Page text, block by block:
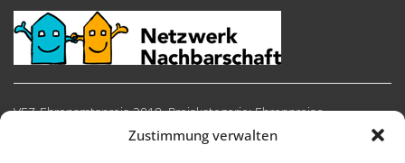
Zustimmung verwalten
VEZ-Ehrenamtspreis 2018, Preiskategorie: Ehrenpreise